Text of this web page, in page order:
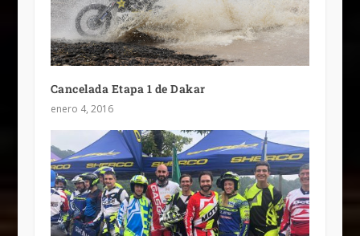
Cancelada Etapa 1 de Dakar
enero 4, 2016